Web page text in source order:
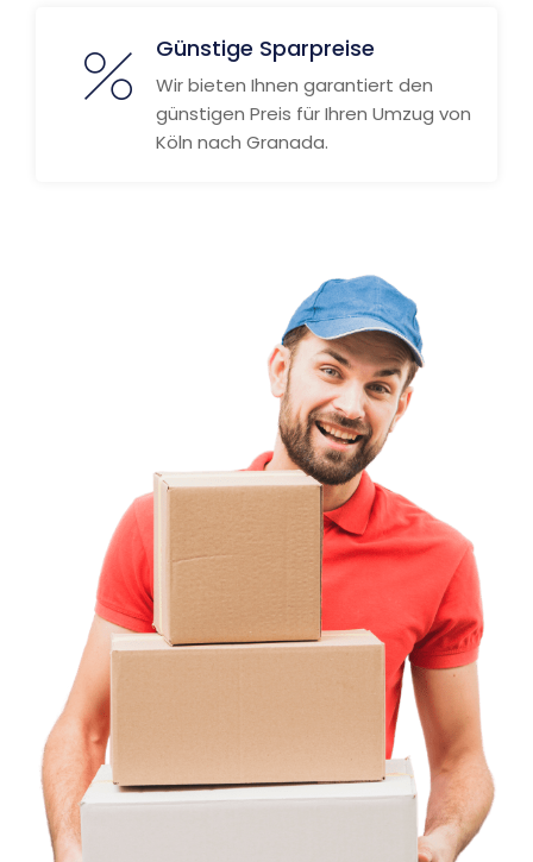
Günstige Sparpreise
Wir bieten Ihnen garantiert den
günstigen Preis für Ihren Umzug von
Köln nach Granada.